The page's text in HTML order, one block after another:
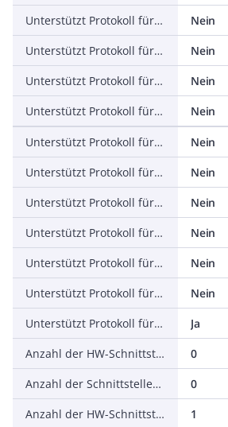
Unterstützt Protokoll für PROFINET IO
Nein
Unterstützt Protokoll für PROFINET CBA
Nein
Unterstützt Protokoll für SERCOS
Nein
Unterstützt Protokoll für Foundation Fieldbus
Nein
Unterstützt Protokoll für EtherNet/IP
Nein
Unterstützt Protokoll für AS-Interface Safety at Work
Nein
Unterstützt Protokoll für DeviceNet Safety
Nein
Unterstützt Protokoll für INTERBUS-Safety
Nein
Unterstützt Protokoll für PROFIsafe
Nein
Unterstützt Protokoll für SafetyBUS p
Nein
Unterstützt Protokoll für sonstige Bussysteme
Ja
Anzahl der HW-Schnittstellen Industrial Ethernet
0
Anzahl der Schnittstellen PROFINET
0
Anzahl der HW-Schnittstellen seriell RS-232
1